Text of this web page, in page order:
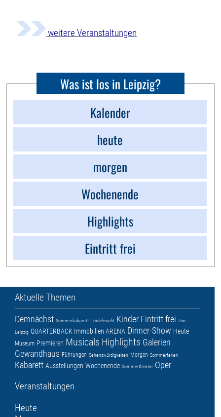
weitere Veranstaltungen
Was ist los in Leipzig?
Kalender
heute
morgen
Wochenende
Highlights
Eintritt frei
Aktuelle Themen
Demnächst Sommerkabarett Trödelmarkt Kinder Eintritt frei Zoo
Leipzig QUARTERBACK Immobilien ARENA Dinner-Show Heute
Museum Premieren Musicals Highlights Galerien
Gewandhaus Führungen Sehenswürdigkeiten Morgen Sommerferien
Kabarett Ausstellungen Wochenende Sommertheater Oper
Veranstaltungen
Heute